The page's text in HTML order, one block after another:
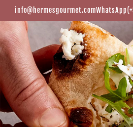
info@hermesgourmet.comWhatsApp